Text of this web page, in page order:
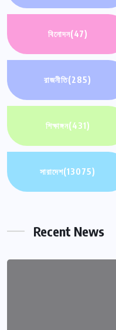
বিনোদন(47)
রাজনীতি(285)
শিক্ষাঙ্গন(431)
সারাদেশ(13075)
Recent News